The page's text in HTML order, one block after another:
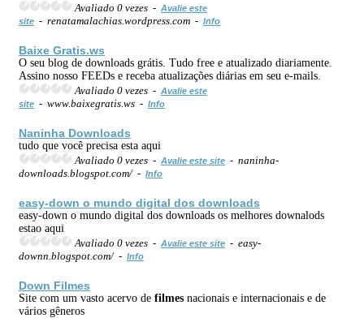
Avaliado 0 vezes - Avalie este
site - renatamalachias.wordpress.com - Info
Baixe Gratis.ws
O seu blog de downloads grátis. Tudo free e atualizado diariamente.
Assino nosso FEEDs e receba atualizações diárias em seu e-mails.
Avaliado 0 vezes - Avalie este
site - www.baixegratis.ws - Info
Naninha Downloads
tudo que você precisa esta aqui
Avaliado 0 vezes - Avalie este site - naninha-
downloads.blogspot.com/ - Info
easy-down o mundo digital dos downloads
easy-down o mundo digital dos downloads os melhores downalods
estao aqui
Avaliado 0 vezes - Avalie este site - easy-
downn.blogspot.com/ - Info
Down Filmes
Site com um vasto acervo de filmes nacionais e internacionais e de
vários gêneros